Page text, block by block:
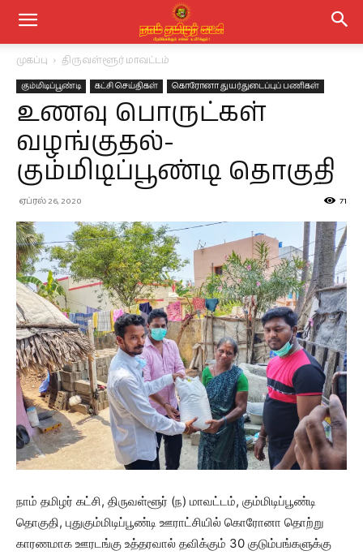
முகப்பு திருவள்ளூர் மாவட்டம்
கும்மிடிப்பூண்டி கட்சி செய்திகள் கொரோனா துயர்துடைப்புப் பணிகள்
உணவு பொருட்கள்
வழங்குதல்-
கும்மிடிப்பூண்டி தொகுதி
ஏப்ரல் 26, 2020 71
நாம் தமிழர் கட்சி, திருவள்ளூர் (ந) மாவட்டம், கும்மிடிப்பூண்டி
தொகுதி, புதுகும்மிடிப்பூண்டி ஊராட்சியில் கொரோனா தொற்று
காரணமாக ஊரடங்கு உத்தரவால் தவிக்கும் 30 குடும்பங்களுக்கு